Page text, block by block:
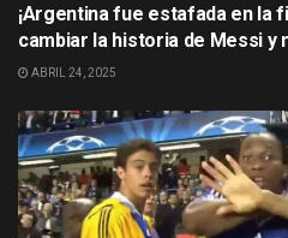
¡Argentina fue estafada en la
cambiar la historia de Messi y
ABRIL 24, 2025